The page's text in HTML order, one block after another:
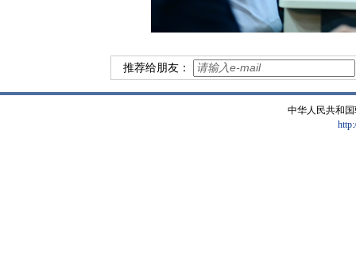
推荐给朋友：
中华人民共和